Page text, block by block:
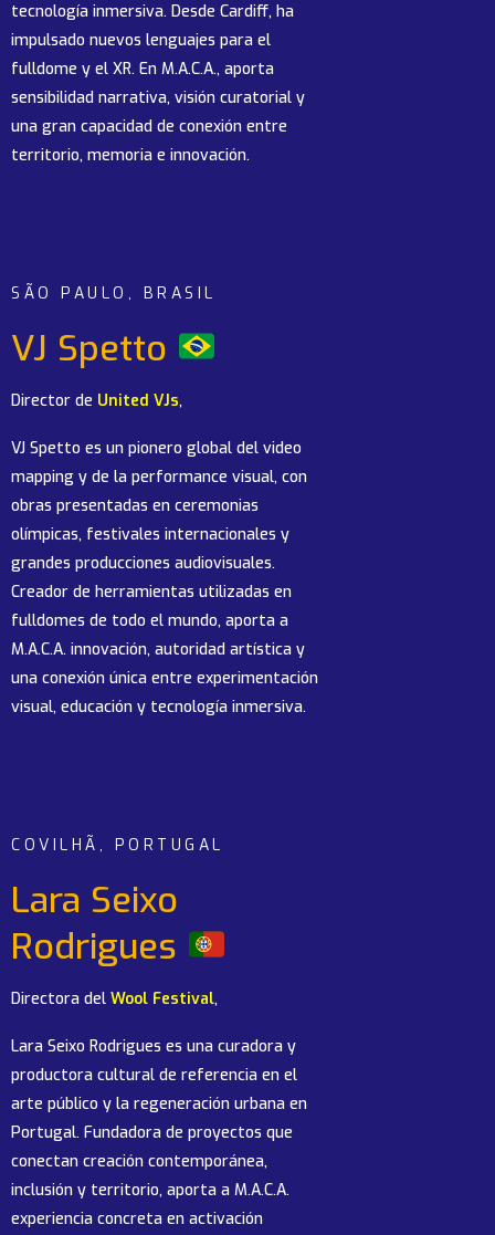
tecnología inmersiva. Desde Cardiff, ha
impulsado nuevos lenguajes para el
fulldome y el XR. En M.A.C.A., aporta
sensibilidad narrativa, visión curatorial y
una gran capacidad de conexión entre
territorio, memoria e innovación.
SÃO PAULO, BRASIL
VJ Spetto
Director de United VJs,
VJ Spetto es un pionero global del video
mapping y de la performance visual, con
obras presentadas en ceremonias
olímpicas, festivales internacionales y
grandes producciones audiovisuales.
Creador de herramientas utilizadas en
fulldomes de todo el mundo, aporta a
M.A.C.A. innovación, autoridad artística y
una conexión única entre experimentación
visual, educación y tecnología inmersiva.
COVILHÃ, PORTUGAL
Lara Seixo
Rodrigues
Directora del Wool Festival,
Lara Seixo Rodrigues es una curadora y
productora cultural de referencia en el
arte público y la regeneración urbana en
Portugal. Fundadora de proyectos que
conectan creación contemporánea,
inclusión y territorio, aporta a M.A.C.A.
experiencia concreta en activación